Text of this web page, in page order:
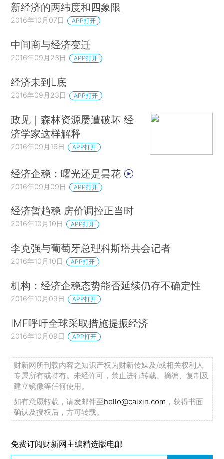
新经济的两纬度和四象限
2016年10月07日 APP打开
中间商与经济变迁
2016年09月23日 APP打开
经济未到L底
2016年09月23日 APP打开
政见｜森林资源屡遭破坏 经
济学家这样解释
2016年09月16日 APP打开
经济企稳：曙光还是昙花
2016年09月09日 APP打开
经济暂趋稳 房价调控正当时
2016年10月10日 APP打开
李克强与葡萄牙总理科斯塔共会记者
2016年10月10日 APP打开
机构：经济企稳态势能否延续仍存不确定性
2016年10月09日 APP打开
IMF呼吁全球采取措施提振经济
2016年10月09日 APP打开
财新网所刊载内容之知识产权为财新传媒及/或相关权利人
专属所有或持有。未经许可，禁止进行转载、摘编、复制及
建立镜像等任何使用。
如有意愿转载，请发邮件至hello@caixin.com ，获得书面
确认及授权后，方可转载。
免费订阅财新网主编精选版电邮